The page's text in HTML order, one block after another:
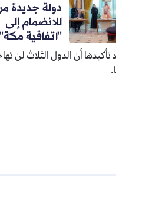
دولة جديدة مرشحة
للانضمام إلى
"اتفاقية مكة"
تأكيدها أن الدول الثلاث لن تهاجم من